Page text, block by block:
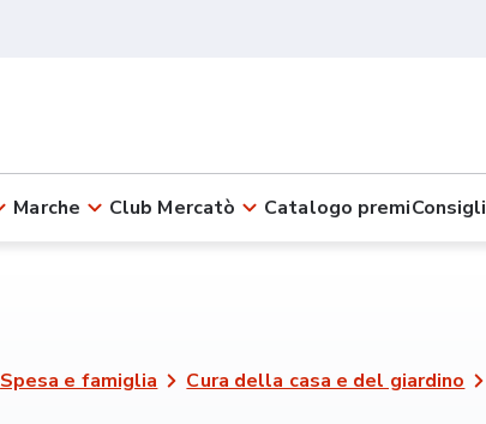
Marche Club Mercatò Catalogo premi
Spesa e famiglia Cura della casa e del giardino